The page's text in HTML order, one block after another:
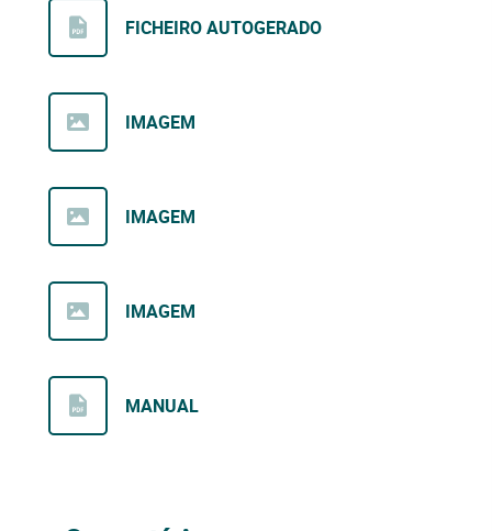
FICHEIRO AUTOGERADO
IMAGEM
IMAGEM
IMAGEM
MANUAL